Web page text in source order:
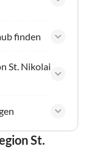
finden
St. Nikolai
St.